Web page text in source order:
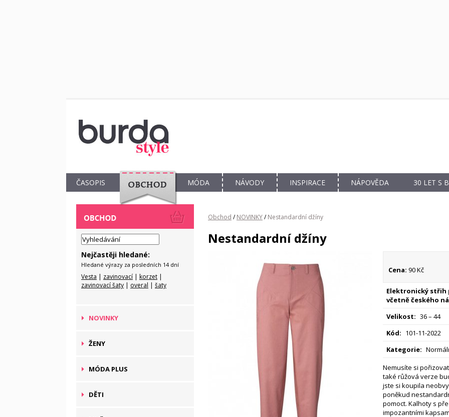
ČASOPIS
OBCHOD
MÓDA NÁVODY INSPIRACE NÁPOVĚDA 30 LET S
Nejčastěji hledané:
Hledané výrazy za posledních 14 dní
Vesta | zavinovací | korzet |
zavinovací šaty | overal | šaty
NOVINKY
ŽENY
MÓDA PLUS
DĚTI
Obchod / NOVINKY/ Nestandardní džíny
Nestandardní džíny
Cena: 90 Kč
Elektronický střih
včetně českého
Velikost: 36 – 44
Kód: 101-11-2022
Kategorie:
Nemusíte si
také růžová verze
jste si koupila
poněkud
pomoct. Kalhoty s
impozantními